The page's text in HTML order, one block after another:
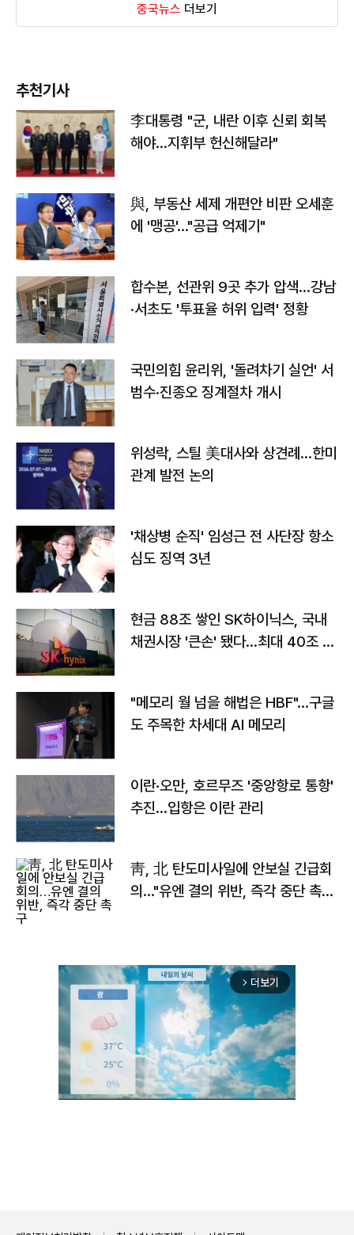
중국뉴스 더보기
추천기사
李대통령 "군, 내란 이후 신뢰 회복
해야…지휘부 헌신해달라"
與, 부동산 세제 개편안 비판 오세훈
에 '맹공'…"공급 억제기"
합수본, 선관위 9곳 추가 압색…강남
·서초도 '투표율 허위 입력' 정황
국민의힘 윤리위, '돌려차기 실언' 서
범수·진종오 징계절차 개시
위성락, 스틸 美대사와 상견례…한미
관계 발전 논의
'채상병 순직' 임성근 전 사단장 항소
심도 징역 3년
현금 88조 쌓인 SK하이닉스, 국내
채권시장 '큰손' 됐다…최대 40조 투
"메모리 월 넘을 해법은 HBF"…구글
도 주목한 차세대 AI 메모리
이란·오만, 호르무즈 '중앙항로 통항'
추진…입항은 이란 관리
靑, 北 탄도미사일에 안보실 긴급회
의…"유엔 결의 위반, 즉각 중단 촉
arrow_forward_ios 더보기